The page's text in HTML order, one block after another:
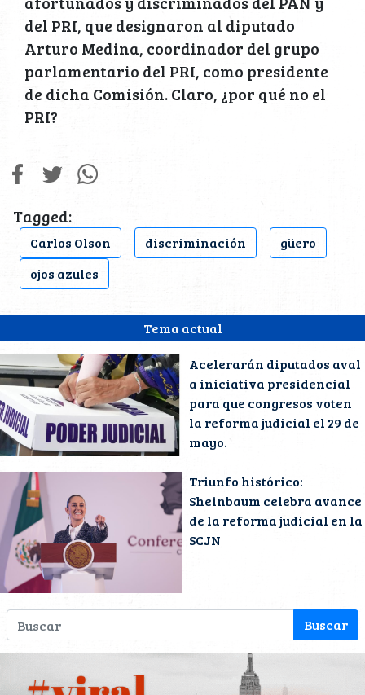
Tema actual
Acelerarán diputados aval
a iniciativa presidencial
para que congresos voten
la reforma judicial el 29 de
mayo.
Triunfo histórico:
Sheinbaum celebra avance
de la reforma judicial en la
SCJN
del PRI, que designaron al diputado
Arturo Medina, coordinador del grupo
parlamentario del PRI, como presidente
de dicha Comisión. Claro, ¿por qué no el
PRI?
Tagged:
Carlos Olson discriminación
güero
ojos azules